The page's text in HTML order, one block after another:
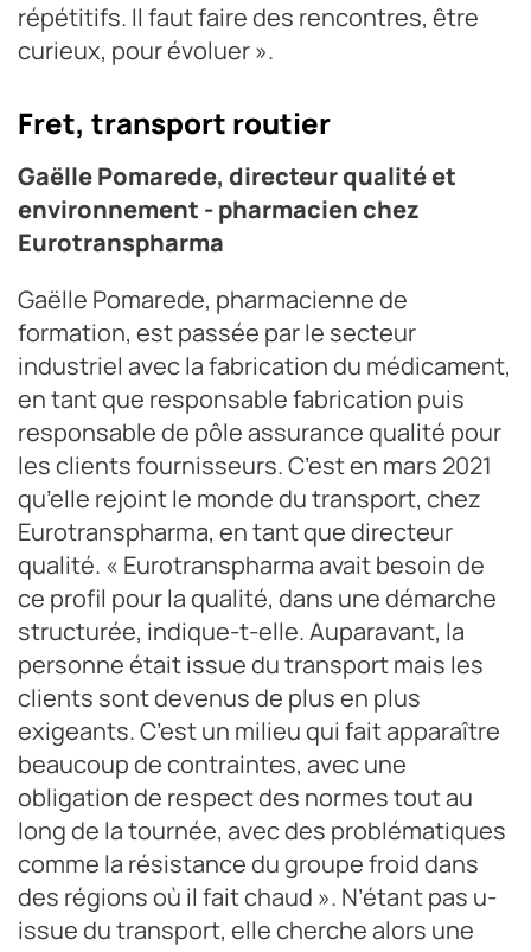
répétitifs. Il faut faire des rencontres, être
curieux, pour évoluer ».
Fret, transport routier
Gaëlle Pomarede, directeur qualité et
environnement - pharmacien chez
Eurotranspharma
Gaëlle Pomarede, pharmacienne de
formation, est passée par le secteur
industriel avec la fabrication du médicament,
en tant que responsable fabrication puis
responsable de pôle assurance qualité pour
les clients fournisseurs. C’est en mars 2021
qu’elle rejoint le monde du transport, chez
Eurotranspharma, en tant que directeur
qualité. « Eurotranspharma avait besoin de
ce profil pour la qualité, dans une démarche
structurée, indique-t-elle. Auparavant, la
personne était issue du transport mais les
clients sont devenus de plus en plus
exigeants. C’est un milieu qui fait apparaître
beaucoup de contraintes, avec une
obligation de respect des normes tout au
long de la tournée, avec des problématiques
comme la résistance du groupe froid dans
des régions où il fait chaud ». N’étant pas u-
issue du transport, elle cherche alors une